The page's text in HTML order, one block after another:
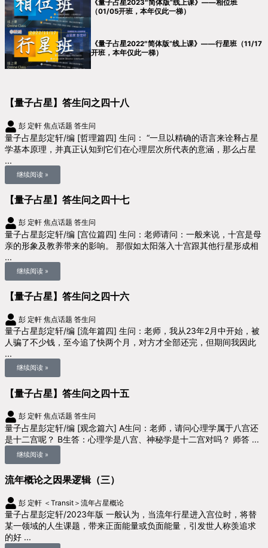
《量子占星2023″简体版”线上课》——相位班
（01/05开班，本年仅此一梯）
《量子占星2022″简体版”线上课》——行星班（11/17
开班，本年仅此一梯）
【量子占星】答生问之四十八
彭 定軒 焦点话题 答生问
量子占星彭定轩/编 [哲理篇四] 生问： “一旦以精确的语言来诠释占星
学基本原理，并真正认知到它们在心理层次所代表的意涵，那么占星
...
继续阅读 »
【量子占星】答生问之四十七
彭 定軒 焦点话题 答生问
量子占星彭定轩/编 [宫位篇四] 生问：老师请问：一般来说，十宫是母
亲的形象及教养带来的影响。 那假如太阳落入十宫跟其他行星形成相
...
继续阅读 »
【量子占星】答生问之四十六
彭 定軒 焦点话题 答生问
量子占星彭定轩/编 [流年篇四] 生问：老师，我从23年2月中开始，被
人骗了不少钱，至今追了快两个月，对方才全部还完，但期间我因此
...
继续阅读 »
【量子占星】答生问之四十五
彭 定軒 焦点话题 答生问
量子占星彭定轩/编 [观念篇六] A生问：老师，请问心理学属于八宫还
是十二宫呢？ B生答：心理学是八宫、神秘学是十二宫对吗？ 师答 ...
继续阅读 »
流年概论之因果逻辑（三）
彭 定軒 ＜Transit＞流年占星概论
量子占星彭定轩/2023年版 一般认为，当流年行星进入宫位时，将替
某一领域的人生课题，带来正面能量或负面能量，引发世人称羡追求
的好 ...